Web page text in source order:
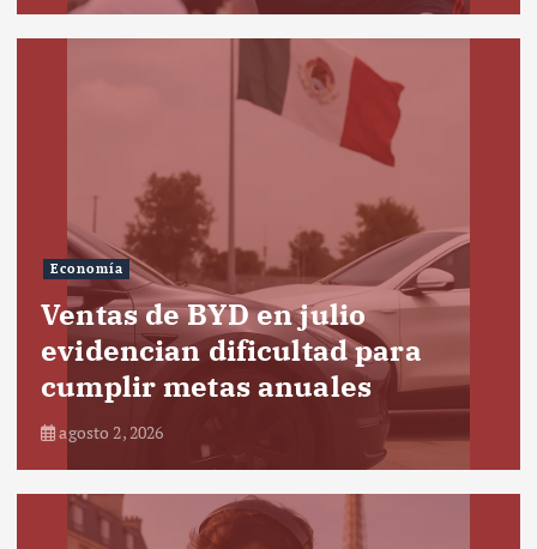
Economía
Ventas de BYD en julio
evidencian dificultad para
cumplir metas anuales
agosto 2, 2026